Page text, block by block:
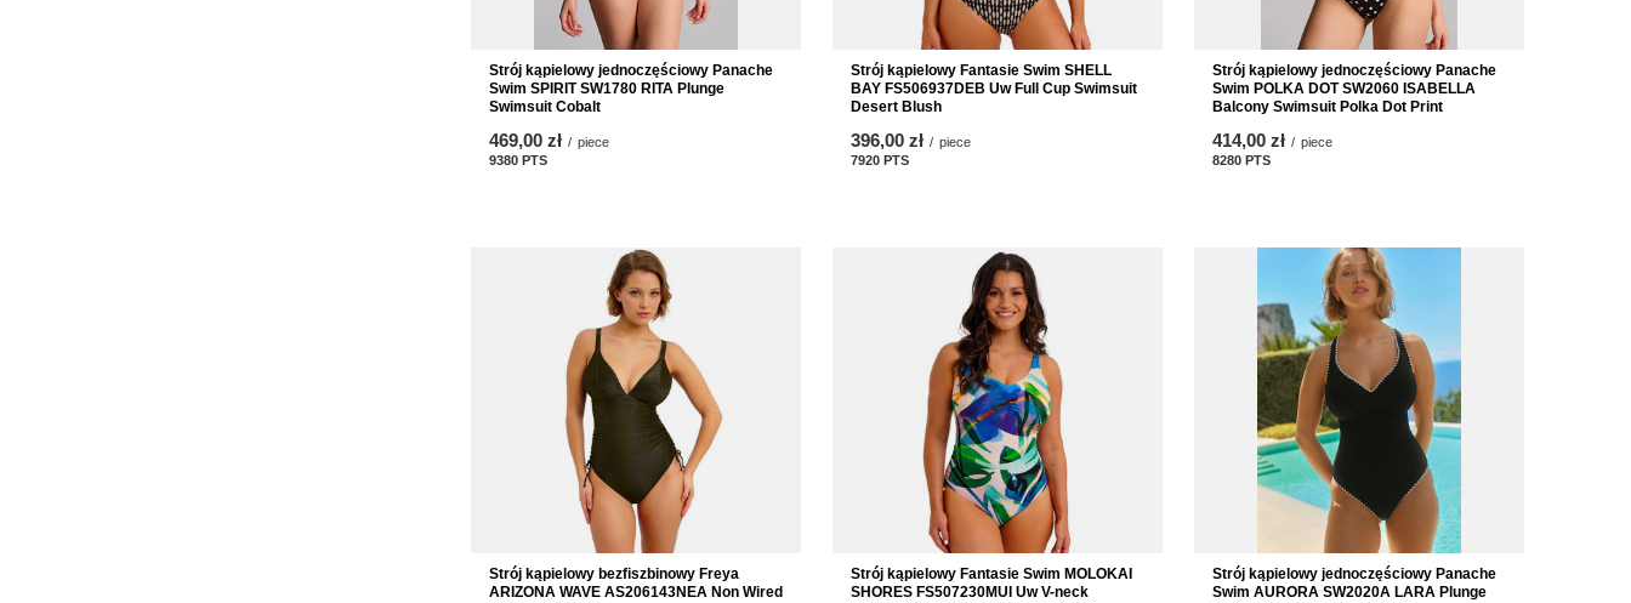
Strój kąpielowy jednoczęściowy Panache
Swim SPIRIT SW1780 RITA Plunge
Swimsuit Cobalt
469,00 zł / piece
9380 PTS
Strój kąpielowy Fantasie Swim SHELL
BAY FS506937DEB Uw Full Cup Swimsuit
Desert Blush
396,00 zł / piece
7920 PTS
Strój kąpielowy jednoczęściowy Panache
Swim POLKA DOT SW2060 ISABELLA
Balcony Swimsuit Polka Dot Print
414,00 zł / piece
8280 PTS
Strój kąpielowy bezfiszbinowy Freya
ARIZONA WAVE AS206143NEA Non Wired
Strój kąpielowy Fantasie Swim MOLOKAI
SHORES FS507230MUI Uw V-neck
Strój kąpielowy jednoczęściowy Panache
Swim AURORA SW2020A LARA Plunge